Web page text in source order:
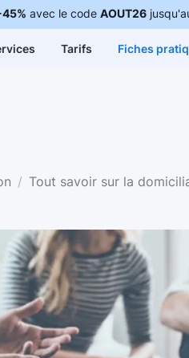
avec le code AOUT26
Tarifs Fiches
Tout savoir sur la